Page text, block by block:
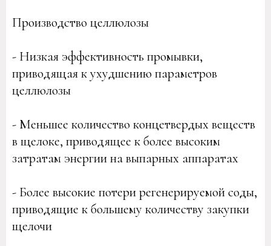
Производство целлюлозы
- Низкая эффективность промывки,
приводящая к ухудшению параметров
целлюлозы
- Меньшее количество концетвердых веществ
в щелоке, приводящее к более высоким
затратам энергии на выпарных аппаратах
- Более высокие потери регенерируемой соды,
приводящие к большему количеству закупки
щелочи